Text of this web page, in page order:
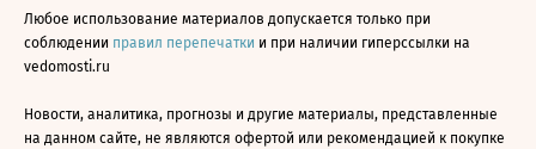
Любое использование материалов допускается только при
соблюдении правил перепечатки и при наличии гиперссылки на
vedomosti.ru
Новости, аналитика, прогнозы и другие материалы, представленные
на данном сайте, не являются офертой или рекомендацией к покупке